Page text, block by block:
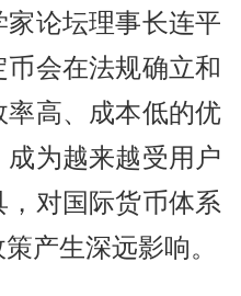
论坛理事长连平
会在法规确立和
率高、成本低的优
为越来越受用户
对国际货币体系
产生深远影响。